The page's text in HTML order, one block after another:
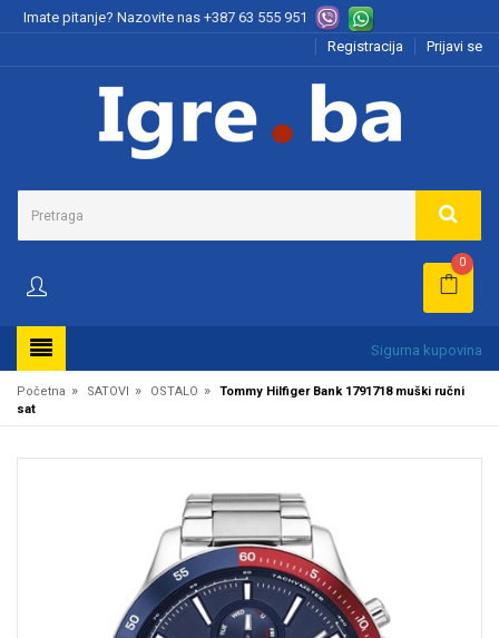
Imate pitanje? Nazovite nas +387 63 555 951
Registracija
Prijavi se
0
Sigurna kupovina
Početna » SATOVI » OSTALO »
Tommy Hilfiger Bank 1791718 muški ručni
sat